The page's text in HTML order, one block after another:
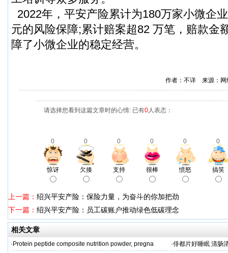
2022年，平安产险累计为180万家小微企
元的风险保障;累计赔案超82 万笔，赔款金
障了小微企业的稳定经营。
作者：不详 来源：
请选择您看到这篇文章时的心情: 已有0人表态：
0 0 0 0 0 0
惊讶 欠揍 支持 很棒 愤怒 搞笑
上一篇： 绍兴平安产险：保险力量，为奋斗的你加把劲
下一篇： 绍兴平安产险：员工碳账户推动绿色低碳理念
相关文章
· Protein peptide composite nutrition powder, pregna ·俳都片好睡眠 清肠